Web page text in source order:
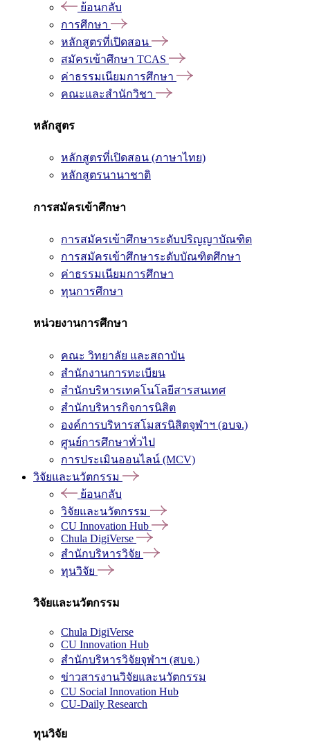
ย้อนกลับ
การศึกษา
หลักสูตรที่เปิดสอน
สมัครเข้าศึกษา TCAS
ค่าธรรมเนียมการศึกษา
คณะและสำนักวิชา
หลักสูตร
หลักสูตรที่เปิดสอน (ภาษาไทย)
หลักสูตรนานาชาติ
การสมัครเข้าศึกษา
การสมัครเข้าศึกษาระดับปริญญาบัณฑิต
การสมัครเข้าศึกษาระดับบัณฑิตศึกษา
ค่าธรรมเนียมการศึกษา
ทุนการศึกษา
หน่วยงานการศึกษา
คณะ วิทยาลัย และสถาบัน
สำนักงานการทะเบียน
สำนักบริหารเทคโนโลยีสารสนเทศ
สำนักบริหารกิจการนิสิต
องค์การบริหารสโมสรนิสิตจุฬาฯ (อบจ.)
ศูนย์การศึกษาทั่วไป
การประเมินออนไลน์ (MCV)
วิจัยและนวัตกรรม
ย้อนกลับ
วิจัยและนวัตกรรม
CU Innovation Hub
Chula DigiVerse
สำนักบริหารวิจัย
ทุนวิจัย
วิจัยและนวัตกรรม
Chula DigiVerse
CU Innovation Hub
สำนักบริหารวิจัยจุฬาฯ (สบจ.)
ข่าวสารงานวิจัยและนวัตกรรม
CU Social Innovation Hub
CU-Daily Research
ทุนวิจัย